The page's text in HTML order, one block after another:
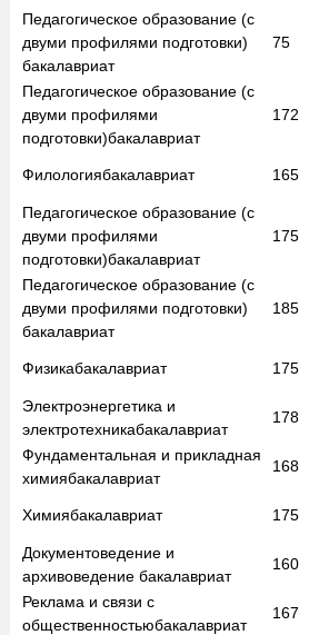
Педагогическое образование (с
двуми профилями подготовки)
бакалавриат
75
Педагогическое образование (с
двуми профилями
подготовки)бакалавриат
172
Филологиябакалавриат 165
Педагогическое образование (с
двуми профилями
подготовки)бакалавриат
175
Педагогическое образование (с
двуми профилями подготовки)
бакалавриат
185
Физикабакалавриат 175
Электроэнергетика и
электротехникабакалавриат
178
Фундаментальная и прикладная
химиябакалавриат
168
Химиябакалавриат 175
Документоведение и
архивоведение бакалавриат
160
Реклама и связи с
общественностьюбакалавриат
167